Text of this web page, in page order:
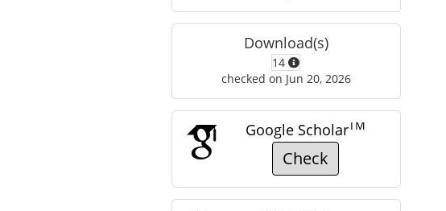
Download(s)
14
checked on Jun 20, 2026
Google ScholarTM
Check